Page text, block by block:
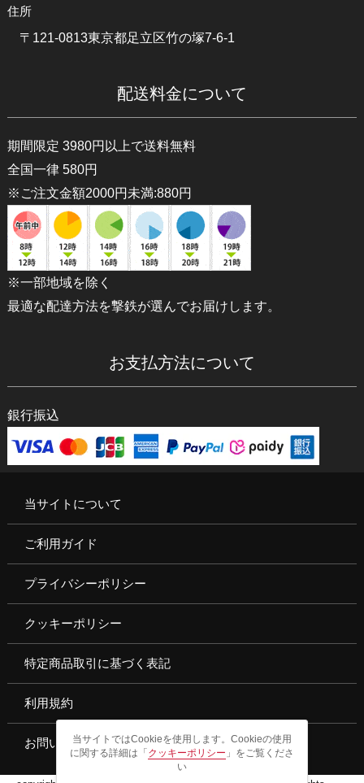
住所
〒121-0813東京都足立区竹の塚7-6-1
配送料金について
期間限定 3980円以上で送料無料
全国一律 580円
※ご注文金額2000円未満:880円
※一部地域を除く
最適な配達方法を撃鉄が選んでお届けします。
お支払方法について
銀行振込
当サイトについて
ご利用ガイド
プライバシーポリシー
クッキーポリシー
特定商品取引に基づく表記
利用規約
お問い合わせ当サイトではCookieを使用します。Cookieの使用
に関する詳細は「クッキーポリシー 」をご覧くださ
い